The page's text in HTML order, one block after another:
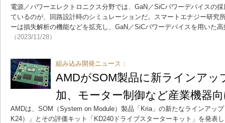
電源／パワーエレクトロニクス分野では、GaN／SiCパワーデバイスの
ているのが、回路設計時のシミュレーションだ。スマートエナジー研究
ーは損失解析の機能などを拡充し、GaN／SiCパワーデバイスを用いた
（2023/11/28）
組み込み開発ニュース：
AMDがSOM製品に新ラインアッ
加、モーター制御など産業機器
AMDは、SOM（System on Module）製品「Kria」の新たなラインアッ
K24）」とその評価キット「KD240ドライブスターターキット」を発表